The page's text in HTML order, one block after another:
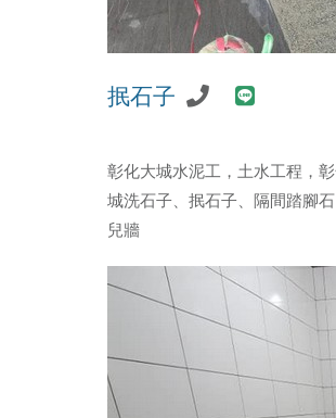
抿石子
彰化大城水泥工，土水工程，
城洗石子、抿石子、隔間踏腳
兒牆